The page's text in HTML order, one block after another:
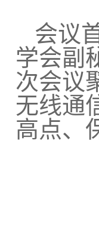
会议
学会副
次会议
无线通
高点、